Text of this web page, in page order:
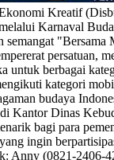
Kreatif
Karnaval
"Bersama
persatuan,
untuk berbagai
kategori
budaya
Kantor Dinas
bagi para
ingin
Anny (0821-2406-